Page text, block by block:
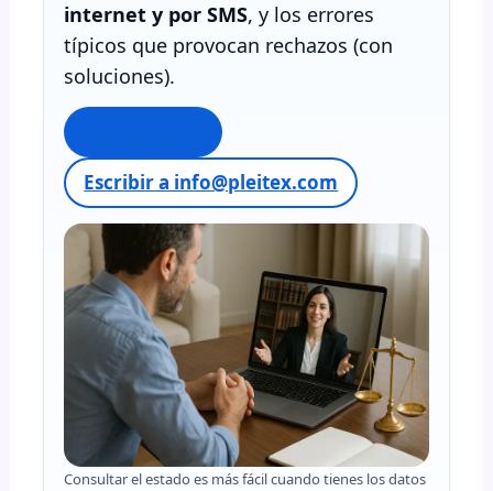
internet y por SMS, y los errores
típicos que provocan rechazos (con
soluciones).
Escribir a info@pleitex.com
Consultar el estado es más fácil cuando tienes los datos